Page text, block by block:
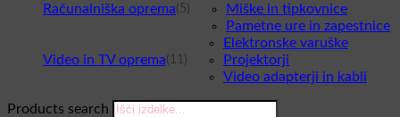
Računalniška oprema (5)
Miške in tipkovnice
Pametne ure in zapestnice
Video in TV oprema (11)
Elektronske varuške
Projektorji
Video adapterji in kabli
Products search